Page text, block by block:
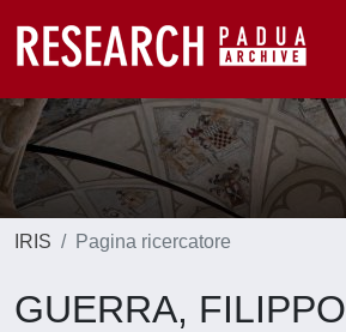
IRIS Pagina ricercatore
GUERRA, FILIPPO